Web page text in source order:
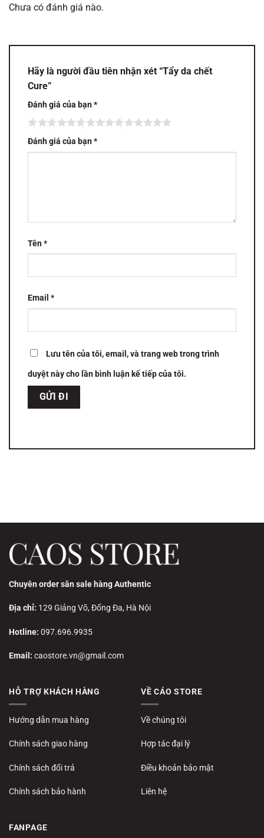
Chưa có đánh giá nào.
Hãy là người đầu tiên nhận xét “Tẩy da chết
Cure”
Đánh giá của bạn*
Đánh giá của bạn*
Tên*
Email *
Lưu tên của tôi, email, và trang web trong trình
duyệt này cho lần bình luận kế tiếp của tôi.
Chuyên order săn sale hàng Authentic
Địa chỉ: 129 Giảng Võ, Đống Đa, Hà Nội
Hotline: 097.696.9935
Email: caostore.vn@gmail.com
HỖ TRỢ KHÁCH HÀNG
Hướng dẫn mua hàng
Chính sách giao hàng
Chính sách đổi trả
Chính sách bảo hành
VỀ CÁO STORE
Về chúng tôi
Hợp tác đại lý
Điều khoản bảo mật
Liên hệ
FANPAGE